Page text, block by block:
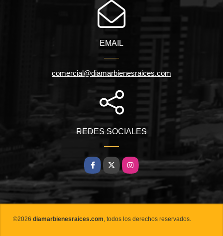
EMAIL
comercial@diamarbienesraices.com
REDES SOCIALES
Facebook
X Instagram
©2026 diamarbienesraices.com, todos los derechos reservados.